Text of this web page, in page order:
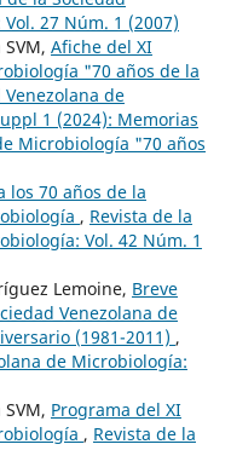
27 Núm. 1 (2007)
Afiche del XI
"70 años de la
Venezolana de
1 (2024): Memorias
Microbiología "70 años
los 70 años de la
, Revista de la
Vol. 42 Núm. 1
Lemoine, Breve
Venezolana de
(1981-2011) ,
de Microbiología:
Programa del XI
, Revista de la